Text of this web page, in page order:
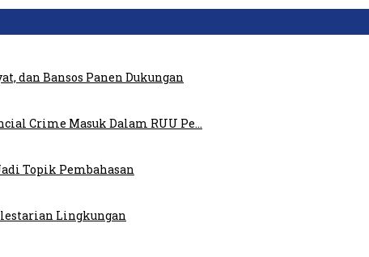
dan Bansos Panen Dukungan
Crime Masuk Dalam RUU Pe…
Topik Pembahasan
Lingkungan